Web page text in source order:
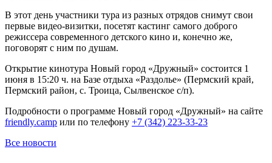
В этот день участники тура из разных отрядов снимут свои
первые видео-визитки, посетят кастинг самого доброго
режиссера современного детского кино и, конечно же,
поговорят с ним по душам.
Открытие кинотура Новый город «Дружный» состоится 1
июня в 15:20 ч. на Базе отдыха «Раздолье» (Пермский край,
Пермский район, с. Троица, Сылвенское с/п).
Подробности о программе Новый город «Дружный» на сайте
friendly.camp или по телефону +7 (342) 223-33-23
Все новости